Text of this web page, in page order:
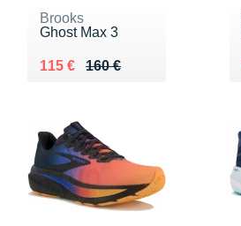
Brooks
Ghost Max 3
160 €
Au lieu de 160 €
115 €
Vendu 115 €